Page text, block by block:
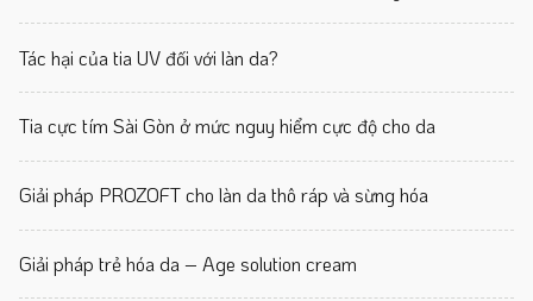
Tác hại của tia UV đối với làn da?
Tia cực tím Sài Gòn ở mức nguy hiểm cực độ cho da
Giải pháp PROZOFT cho làn da thô ráp và sừng hóa
Giải pháp trẻ hóa da – Age solution cream